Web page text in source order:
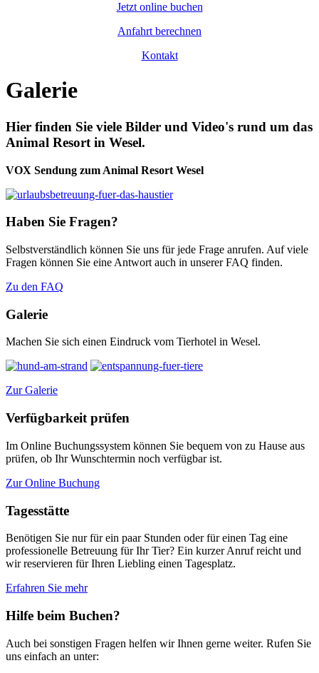
Jetzt online buchen
Anfahrt berechnen
Kontakt
Galerie
Hier finden Sie viele Bilder und Video's rund um das
Animal Resort in Wesel.
VOX Sendung zum Animal Resort Wesel
Haben Sie Fragen?
Selbstverständlich können Sie uns für jede Frage anrufen. Auf viele
Fragen können Sie eine Antwort auch in unserer FAQ finden.
Zu den FAQ
Galerie
Machen Sie sich einen Eindruck vom Tierhotel in Wesel.
Zur Galerie
Verfügbarkeit prüfen
Im Online Buchungssystem können Sie bequem von zu Hause aus
prüfen, ob Ihr Wunschtermin noch verfügbar ist.
Zur Online Buchung
Tagesstätte
Benötigen Sie nur für ein paar Stunden oder für einen Tag eine
professionelle Betreuung für Ihr Tier? Ein kurzer Anruf reicht und
wir reservieren für Ihren Liebling einen Tagesplatz.
Erfahren Sie mehr
Hilfe beim Buchen?
Auch bei sonstigen Fragen helfen wir Ihnen gerne weiter. Rufen Sie
uns einfach an unter: